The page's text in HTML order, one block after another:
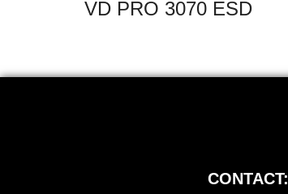
VD PRO 3070 ESD
CONTACT: